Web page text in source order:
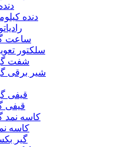
دنده
ساعت
سلکتور
شفت
شیر برقی
قیفی
قیفی
کاسه نمد
کاسه
گیر